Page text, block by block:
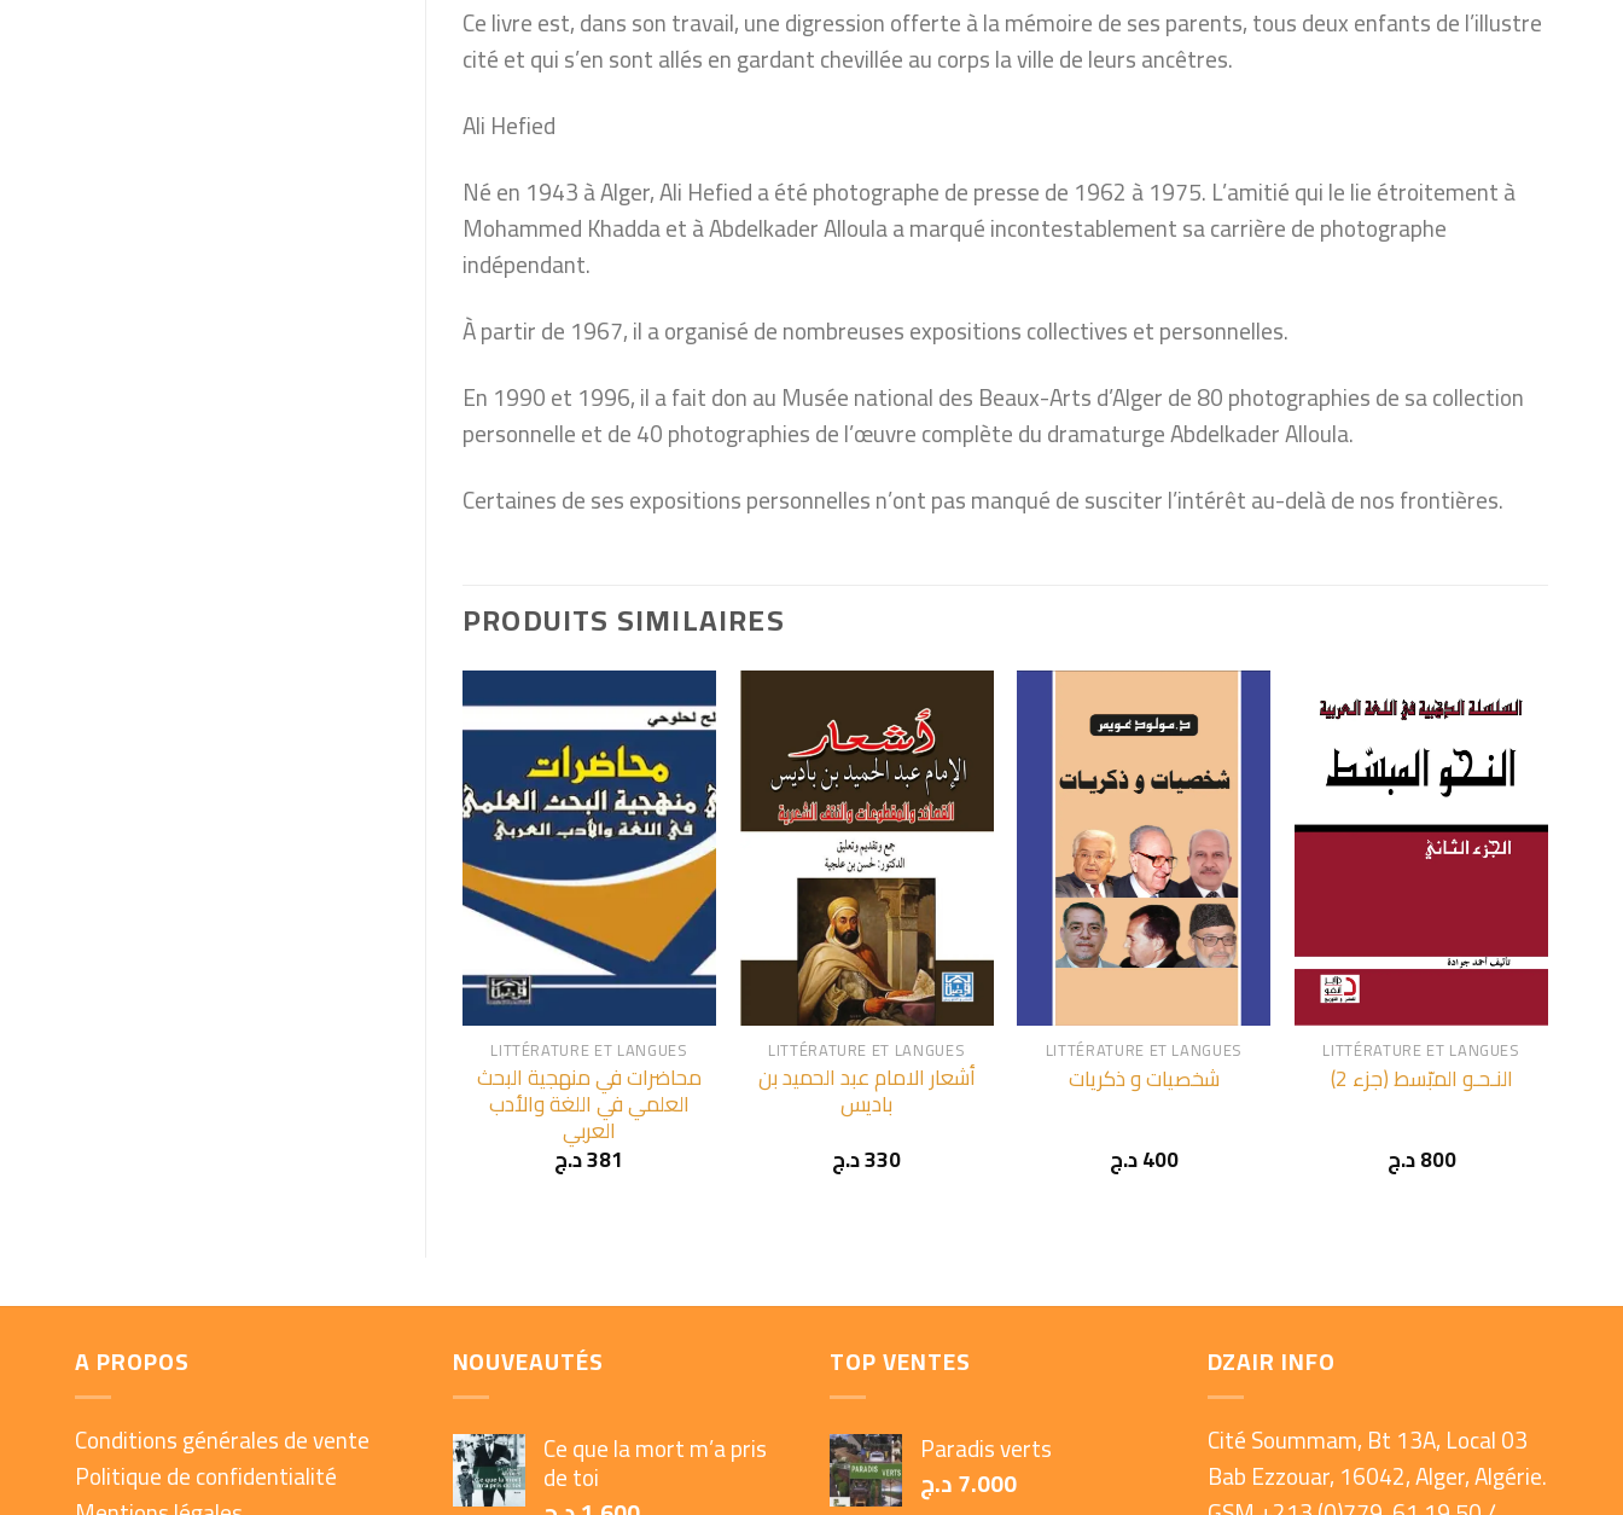
Ce livre est, dans son travail, une digression offerte à la mémoire de ses parents, tous deux enfants de l’illustre
cité et qui s’en sont allés en gardant chevillée au corps la ville de leurs ancêtres.
Ali Hefied
Né en 1943 à Alger, Ali Hefied a été photographe de presse de 1962 à 1975. L’amitié qui le lie étroitement à
Mohammed Khadda et à Abdelkader Alloula a marqué incontestablement sa carrière de photographe
indépendant.
À partir de 1967, il a organisé de nombreuses expositions collectives et personnelles.
En 1990 et 1996, il a fait don au Musée national des Beaux-Arts d’Alger de 80 photographies de sa collection
personnelle et de 40 photographies de l’œuvre complète du dramaturge Abdelkader Alloula.
Certaines de ses expositions personnelles n’ont pas manqué de susciter l’intérêt au-delà de nos frontières.
PRODUITS SIMILAIRES
+
LITTÉRATURE ET LANGUES
محاضرات في منهجية البحث
العلمي في اللغة والأدب
العربي
381د.ج
LITTÉRATURE ET LANGUES
أشعار الامام عبد الحميد بن
باديس
330د.ج
LITTÉRATURE ET LANGUES
شخصيات و ذكريات
400د.ج
+
LITTÉRATURE ET LANGUES
النـحـو المبّسط (جزء 2)
800د.ج
A PROPOS
Conditions générales de vente
Politique de confidentialité
NOUVEAUTÉS
Ce que la mort m’a pris
de toi
TOP VENTES
Paradis verts
7.000د.ج
DZAIR INFO
Cité Soummam, Bt 13A, Local 03
Bab Ezzouar, 16042, Alger, Algérie.